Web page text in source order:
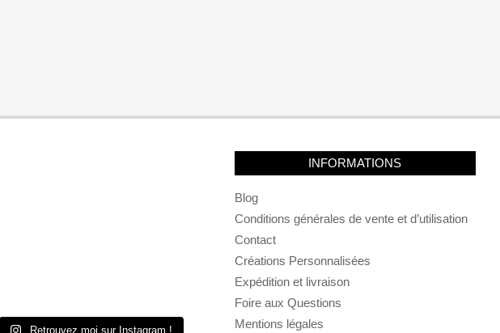
Retrouvez moi sur Instagram !
INFORMATIONS
Blog
Conditions générales de vente et d’utilisation
Contact
Créations Personnalisées
Expédition et livraison
Foire aux Questions
Mentions légales